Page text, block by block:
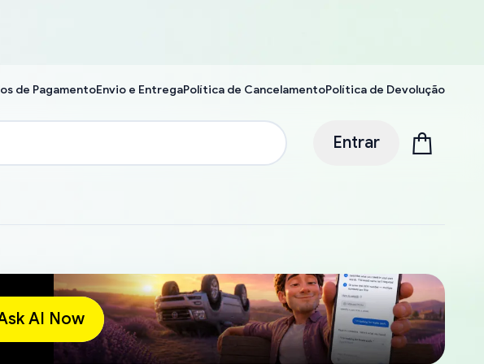
de PagamentoEnvio e EntregaPolítica de CancelamentoPolítica de Devolução
Entrar
AI Now